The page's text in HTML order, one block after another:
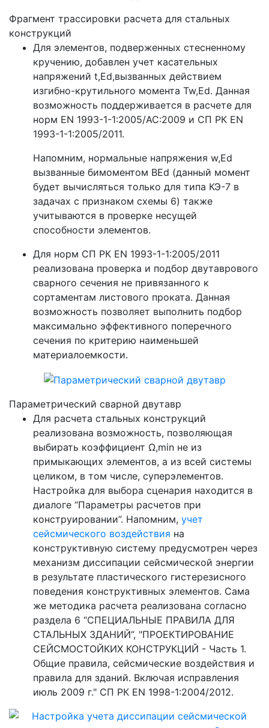
Фрагмент трассировки расчета для стальных
конструкций
Для элементов, подверженных стесненному
кручению, добавлен учет касательных
напряжений t,Ed,вызванных действием
изгибно-крутильного момента Tw,Ed. Данная
возможность поддерживается в расчете для
норм EN 1993-1-1:2005/AC:2009 и СП РК EN
1993-1-1:2005/2011.
Напомним, нормальные напряжения w,Ed
вызванные бимоментом BEd (данный момент
будет вычисляться только для типа КЭ-7 в
задачах с признаком схемы 6) также
учитываются в проверке несущей
способности элементов.
Для норм СП РК EN 1993-1-1:2005/2011
реализована проверка и подбор двутаврового
сварного сечения не привязанного к
сортаментам листового проката. Данная
возможность позволяет выполнить подбор
максимально эффективного поперечного
сечения по критерию наименьшей
материалоемкости.
Параметрический сварной двутавр
Для расчета стальных конструкций
реализована возможность, позволяющая
выбирать коэффициент Ω,min не из
примыкающих элементов, а из всей системы
целиком, в том числе, суперэлементов.
Настройка для выбора сценария находится в
диалоге “Параметры расчетов при
конструировании”. Напомним, учет
сейсмического воздействия на
конструктивную систему предусмотрен через
механизм диссипации сейсмической энергии
в результате пластического гистерезисного
поведения конструктивных элементов. Сама
же методика расчета реализована согласно
раздела 6 “СПЕЦИАЛЬНЫЕ ПРАВИЛА ДЛЯ
СТАЛЬНЫХ ЗДАНИЙ”, "ПРОЕКТИРОВАНИЕ
СЕЙСМОСТОЙКИХ КОНСТРУКЦИЙ - Часть 1.
Общие правила, сейсмические воздействия и
правила для зданий. Включая исправления
июль 2009 г." СП РК EN 1998-1:2004/2012.